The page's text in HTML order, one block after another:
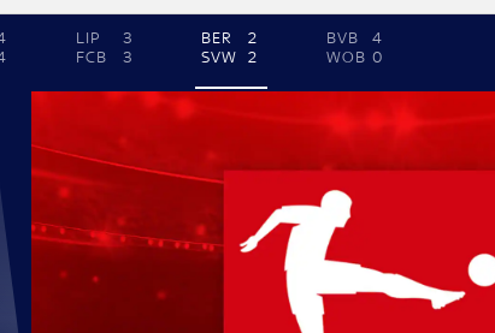
LIP
3
FCB
3
BER
2
SVW
2
BVB
4
WOB 0